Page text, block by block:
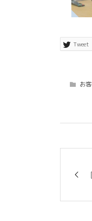
Tweet
お